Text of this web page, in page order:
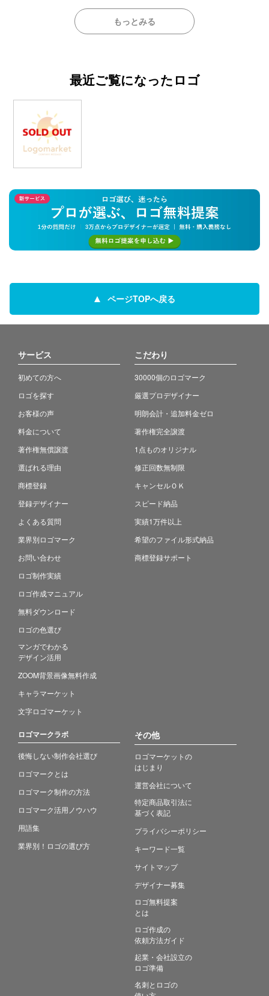
もっとみる
最近ご覧になったロゴ
ページTOPへ戻る
サービス
初めての方へ
ロゴを探す
お客様の声
料金について
著作権無償譲渡
選ばれる理由
商標登録
登録デザイナー
よくある質問
業界別ロゴマーク
お問い合わせ
ロゴ制作実績
ロゴ作成マニュアル
無料ダウンロード
ロゴの色選び
マンガでわかる
デザイン活用
ZOOM背景画像無料作成
キャラマーケット
文字ロゴマーケット
こだわり
30000個のロゴマーク
厳選プロデザイナー
明朗会計・追加料金ゼロ
著作権完全譲渡
1点ものオリジナル
修正回数無制限
キャンセルＯＫ
スピード納品
実績1万件以上
希望のファイル形式納品
商標登録サポート
ロゴマークラボ
後悔しない制作会社選び
ロゴマークとは
ロゴマーク制作の方法
ロゴマーク活用ノウハウ
用語集
業界別！ロゴの選び方
その他
ロゴマーケットの
はじまり
運営会社について
特定商品取引法に
基づく表記
プライバシーポリシー
キーワード一覧
サイトマップ
デザイナー募集
ロゴ無料提案
とは
ロゴ作成の
依頼方法ガイド
起業・会社設立の
ロゴ準備
名刺とロゴの